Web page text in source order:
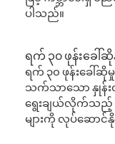
ပါသည်။
ရက် ၃၀ ဖုန်းခေ
ရက် ၃၀ ဖုန်းခေါ်
သက်သာသော နှုန်းထ
ရွေးချယ်လိုက်သည့်
များကို လုပ်ဆော